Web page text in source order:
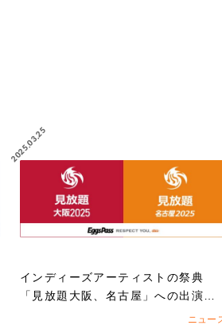
2025.03.25
インディーズアーティストの祭典
「見放題大阪、名古屋」への出演を
賭けたEggs Pass オーディションが
ニュー